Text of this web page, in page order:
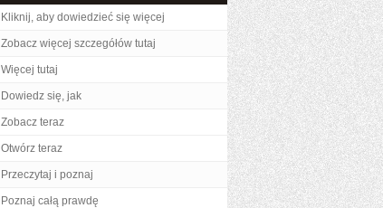
Kliknij, aby dowiedzieć się więcej
Zobacz więcej szczegółów tutaj
Więcej tutaj
Dowiedz się, jak
Zobacz teraz
Otwórz teraz
Przeczytaj i poznaj
Poznaj całą prawdę